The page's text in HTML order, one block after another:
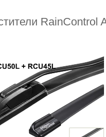
RainControl